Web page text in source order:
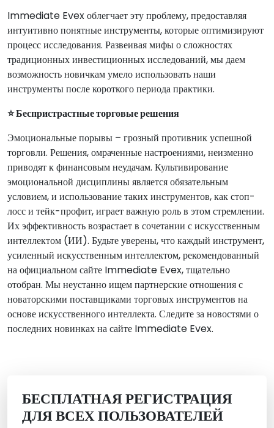
Immediate Evex облегчает эту проблему, предоставляя
интуитивно понятные инструменты, которые оптимизируют
процесс исследования. Развеивая мифы о сложностях
традиционных инвестиционных исследований, мы даем
возможность новичкам умело использовать наши
инструменты после короткого периода практики.
⭐ Беспристрастные торговые решения
Эмоциональные порывы – грозный противник успешной
торговли. Решения, омраченные настроениями, неизменно
приводят к финансовым неудачам. Культивирование
эмоциональной дисциплины является обязательным
условием, и использование таких инструментов, как стоп-
лосс и тейк-профит, играет важную роль в этом стремлении.
Их эффективность возрастает в сочетании с искусственным
интеллектом (ИИ). Будьте уверены, что каждый инструмент,
усиленный искусственным интеллектом, рекомендованный
на официальном сайте Immediate Evex, тщательно
отобран. Мы неустанно ищем партнерские отношения с
новаторскими поставщиками торговых инструментов на
основе искусственного интеллекта. Следите за новостями о
последних новинках на сайте Immediate Evex.
БЕСПЛАТНАЯ РЕГИСТРАЦИЯ
ДЛЯ ВСЕХ ПОЛЬЗОВАТЕЛЕЙ